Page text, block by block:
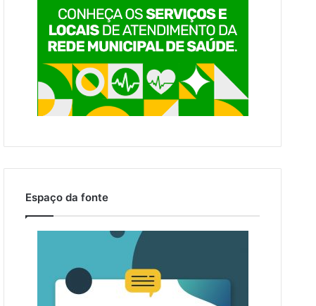
Espaço da fonte